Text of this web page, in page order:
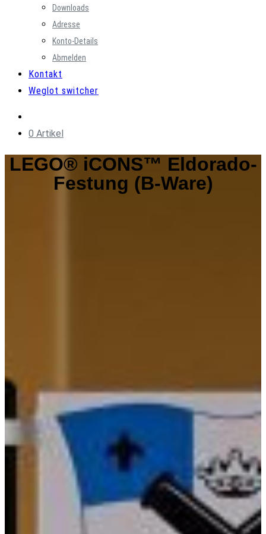
Downloads
Adresse
Konto-Details
Abmelden
Kontakt
Weglot switcher
0 Artikel
LEGO® iCONS™ Eldorado-
Festung (B-Ware)